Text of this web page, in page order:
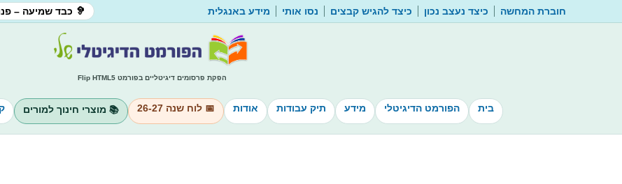
חוברת המחשה כיצד נעצב נכון כיצד להגיש קבצים נסו אותי מידע באנגלית 🦻 כבד שמיעה –
הפקת פרסומים דיגיטליים בפורמט Flip HTML5
בית הפורמט הדיגיטלי מידע תיק עבודות אודות 📅 לוח שנה 26-27 📚 מוצרי חינוך למורים